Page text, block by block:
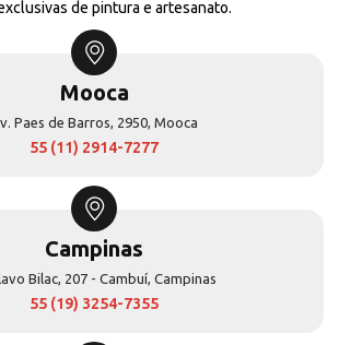
de pintura e artesanato.
Mooca
Paes de Barros, 2950, Mooca
55 (11) 2914-7277
Campinas
Bilac, 207 - Cambuí, Campinas
55 (19) 3254-7355